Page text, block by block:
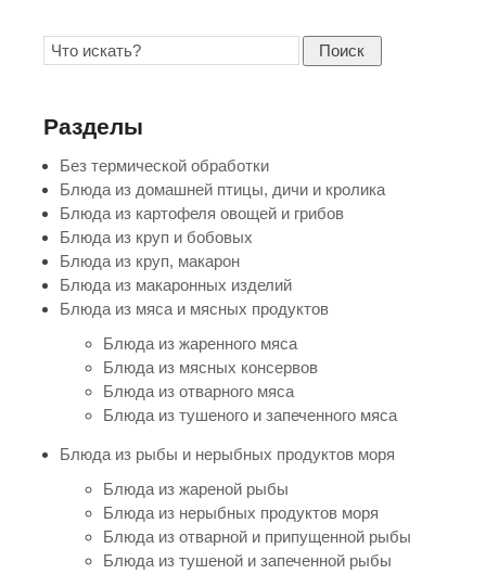
Поиск
Разделы
Без термической обработки
Блюда из домашней птицы, дичи и кролика
Блюда из картофеля овощей и грибов
Блюда из круп и бобовых
Блюда из круп, макарон
Блюда из макаронных изделий
Блюда из мяса и мясных продуктов
Блюда из жаренного мяса
Блюда из мясных консервов
Блюда из отварного мяса
Блюда из тушеного и запеченного мяса
Блюда из рыбы и нерыбных продуктов моря
Блюда из жареной рыбы
Блюда из нерыбных продуктов моря
Блюда из отварной и припущенной рыбы
Блюда из тушеной и запеченной рыбы